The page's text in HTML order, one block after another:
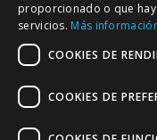
proporcionado o que
servicios. Más
COOKIES DE
COOKIES DE